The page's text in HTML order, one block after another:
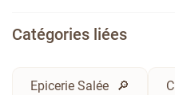
Catégories liées
Epicerie Salée